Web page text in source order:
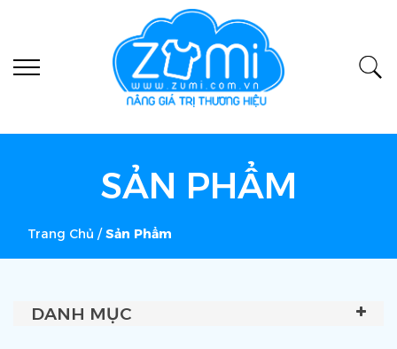
SẢN PHẨM
Trang Chủ / Sản Phẩm
DANH MỤC